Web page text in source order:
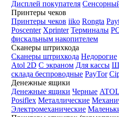
Дисплей покупателя
Принтеры чеков
Принтеры чеков iiko Rongta
Poscenter Xprinter Терминалы
фискальным накопителем
Сканеры штрихкода
Сканеры штрихкода Недорогие
Atol 2D С экраном Для кассы
склада беспроводные PayTor
Денежные ящики
Денежные ящики Черные ATOL
Posiflex Металлические
Электромеханические